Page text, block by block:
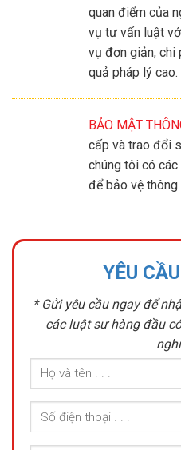
quan điểm của
vụ tư vấn luật
vụ đơn giản, chi
quả pháp lý cao.
BẢO MẬT
cấp và trao đổi
chúng tôi có các
để bảo vệ thông
YÊU
* Gửi yêu cầu ngay để
các luật sư hàng đầu